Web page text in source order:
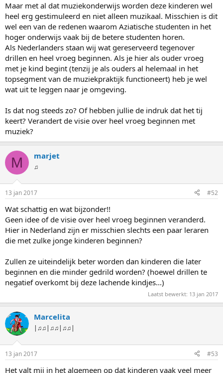
Maar met al dat muziekonderwijs worden deze kinderen wel
heel erg gestimuleerd en niet alleen muzikaal. Misschien is dit
wel een van de redenen waarom Aziatische studenten in het
hoger onderwijs vaak bij de betere studenten horen.
Als Nederlanders staan wij wat gereserveerd tegenover
drillen en heel vroeg beginnen. Als je hier als ouder vroeg
met je kind begint (tenzij je als ouders al helemaal in het
topsegment van de muziekpraktijk functioneert) heb je wel
wat uit te leggen naar je omgeving.
Is dat nog steeds zo? Of hebben jullie de indruk dat het tij
keert? Verandert de visie over heel vroeg beginnen met
muziek?
M marjet
♫
13 jan 2017 #52
Wat schattig en wat bijzonder!!
Geen idee of de visie over heel vroeg beginnen veranderd.
Hier in Nederland zijn er misschien slechts een paar leraren
die met zulke jonge kinderen beginnen?
Zullen ze uiteindelijk beter worden dan kinderen die later
beginnen en die minder gedrild worden? (hoewel drillen te
negatief overkomt bij deze lachende kindjes...)
Laatst bewerkt: 13 jan 2017
Marcelita
|♫♫|♫♫|♫♫|
13 jan 2017 #53
Het valt mij in het algemeen op dat kinderen vaak veel meer